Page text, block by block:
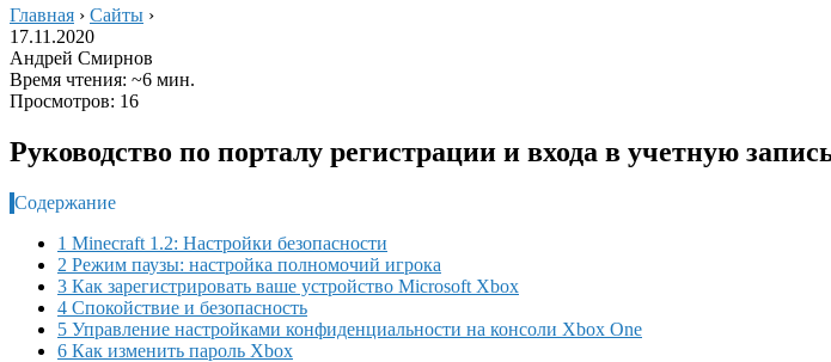
Главная › Сайты ›
17.11.2020
Андрей Смирнов
Время чтения: ~6 мин.
Просмотров: 16
Руководство по порталу регистрации и входа в учетную
Содержание
1 Minecraft 1.2: Настройки безопасности
2 Режим паузы: настройка полномочий игрока
3 Как зарегистрировать ваше устройство Microsoft Xbox
4 Спокойствие и безопасность
5 Управление настройками конфиденциальности на консоли Xbox One
6 Как изменить пароль Xbox